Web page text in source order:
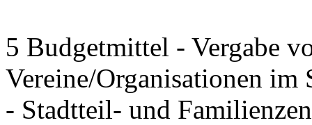
5 Budgetmittel - Vergabe
Vereine/Organisationen im
- Stadtteil- und